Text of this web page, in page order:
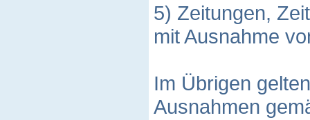
5) Zeitungen,
mit Ausnahme
Im Übrigen
Ausnahmen